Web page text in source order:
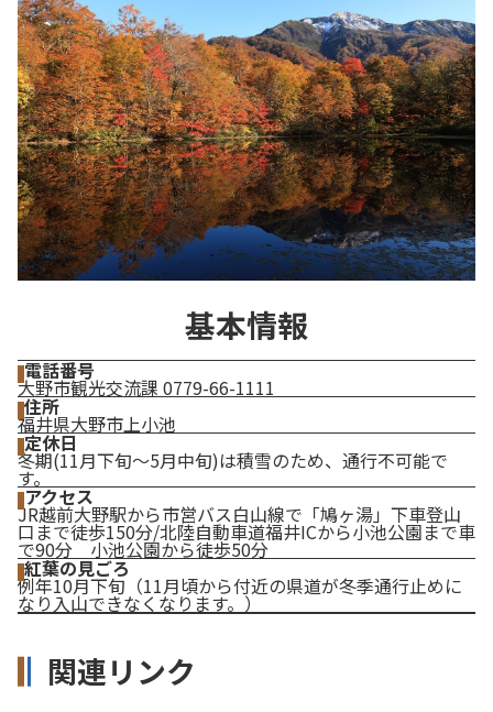
基本情報
電話番号
大野市観光交流課 0779-66-1111
住所
福井県大野市上小池
定休日
冬期(11月下旬～5月中旬)は積雪のため、通行不可能で
す。
アクセス
JR越前大野駅から市営バス白山線で「鳩ヶ湯」下車登山
口まで徒歩150分/北陸自動車道福井ICから小池公園まで車
で90分 小池公園から徒歩50分
紅葉の見ごろ
例年10月下旬（11月頃から付近の県道が冬季通行止めに
なり入山できなくなります。）
関連リンク